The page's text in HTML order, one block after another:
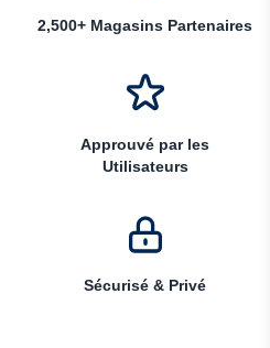
2,500+ Magasins Partenaires
Approuvé par les
Utilisateurs
Sécurisé & Privé